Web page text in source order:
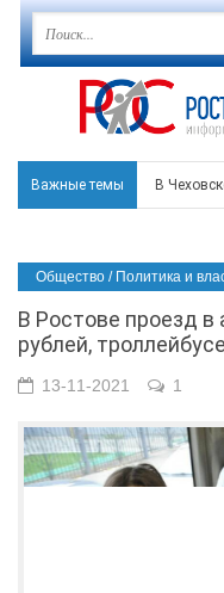
Важные темы В
Среди
Около
В Гуково
Общество / Политика и
В Ростове проезд
рублей,
13-11-2021 1